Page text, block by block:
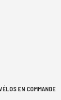
EN COMMANDE